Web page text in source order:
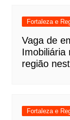
Fortaleza e
Vaga de
Imobiliária
região
Fortaleza e